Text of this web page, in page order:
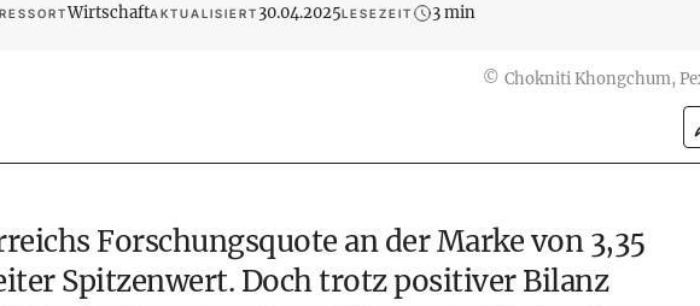
WirtschaftAKTUALISIERT 30.04.2025LESEZEIT 3 min
© Chokniti Khongchum,
Forschungsquote an der Marke von 3,35
Spitzenwert. Doch trotz positiver Bilanz